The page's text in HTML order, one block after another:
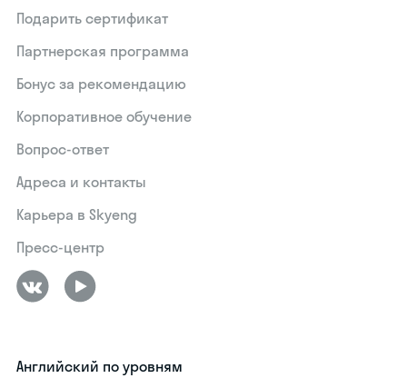
Подарить сертификат
Партнерская программа
Бонус за рекомендацию
Корпоративное обучение
Вопрос-ответ
Адреса и контакты
Карьера в Skyeng
Пресс-центр
Английский по уровням